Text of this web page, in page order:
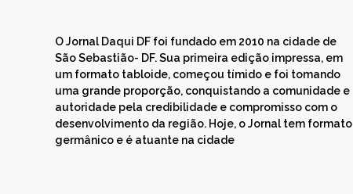
O Jornal Daqui DF foi fundado em 2010 na cidade de
São Sebastião- DF. Sua primeira edição impressa, em
um formato tabloide, começou tímido e foi tomando
uma grande proporção, conquistando a comunidade e
autoridade pela credibilidade e compromisso com o
desenvolvimento da região. Hoje, o Jornal tem formato
germânico e é atuante na cidade